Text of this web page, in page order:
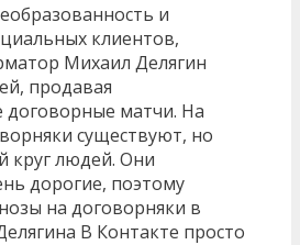
и
клиентов,
Михаил Делягин
продавая
матчи. На
существуют, но
круг людей. Они
дорогие, поэтому
на договорняки в
В Контакте просто